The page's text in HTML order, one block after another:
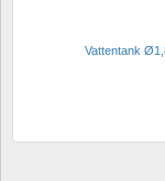
Vattentank